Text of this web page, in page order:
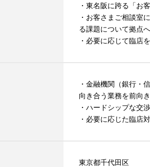
・東名阪に跨る「お
・お客さまご相談室
る課題について拠点
・必要に応じて臨店
・金融機関（銀行・
向き合う業務を前向
・ハードシップな交
・必要に応じた臨店
東京都千代田区